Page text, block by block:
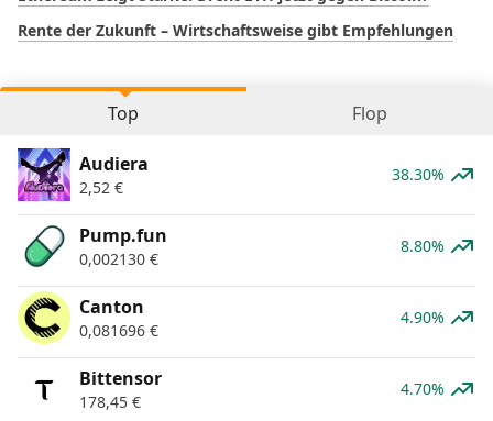
Rente der Zukunft – Wirtschaftsweise gibt Empfehlungen
Top Flop
Audiera
2,52 €
38.30%
Pump.fun
0,002130 €
8.80%
Canton
0,081696 €
4.90%
Bittensor
178,45 €
4.70%